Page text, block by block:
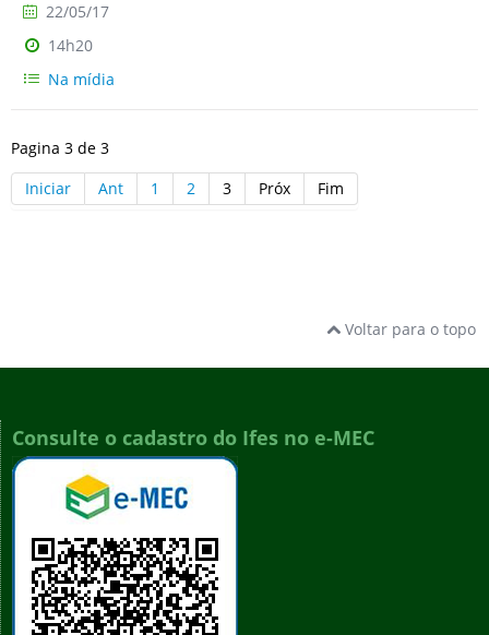
22/05/17
14h20
Na mídia
Pagina 3 de 3
Iniciar
Ant 1 2 3 Próx Fim
Voltar para o topo
Consulte o cadastro do Ifes no e-MEC